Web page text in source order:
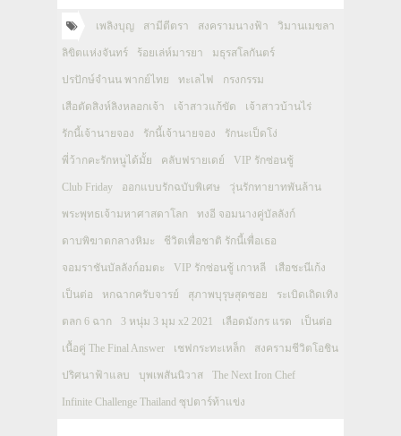
เพลิงบุญ สามีตีตรา สงครามนางฟ้า วิมานเมขลา
ลิขิตแห่งจันทร์ ร้อยเล่ห์มารยา มธุรสโลกันตร์
ปรปักษ์จำนน พากย์ไทย ทะเลไฟ กรงกรรม
เสือตัดสิงห์ลิงหลอกเจ้า เจ้าสาวแก้ขัด เจ้าสาวบ้านไร่
รักนี้เจ้านายจอง รักนี้เจ้านายจอง รักนะเป็ดโง่
พี่ว้ากคะรักหนูได้มั้ย คลับฟรายเดย์ VIP รักซ่อนชู้
Club Friday ออกแบบรักฉบับพิเศษ วุ่นรักทายาทพันล้าน
พระพุทธเจ้ามหาศาสดาโลก ทงอี จอมนางคู่บัลลังก์
ดาบพิฆาตกลางหิมะ ชีวิตเพื่อชาติ รักนี้เพื่อเธอ
จอมราชันบัลลังก์อมตะ VIP รักซ่อนชู้ เกาหลี เสือชะนีเก้ง
เป็นต่อ หกฉากครับจารย์ สุภาพบุรุษสุดซอย ระเบิดเถิดเทิง
ตลก 6 ฉาก 3 หนุ่ม 3 มุม x2 2021 เลือดมังกร แรด เป็นต่อ
เนื้อคู่ The Final Answer เชฟกระทะเหล็ก สงครามชีวิตโอชิน
ปริศนาฟ้าแลบ บุพเพสันนิวาส The Next Iron Chef
Infinite Challenge Thailand ซุปตาร์ท้าแข่ง